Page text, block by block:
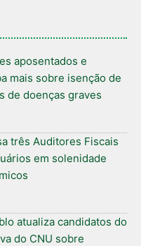
aposentados e
mais sobre isenção de
de doenças graves
três Auditores Fiscais
em solenidade
atualiza candidatos do
do CNU sobre